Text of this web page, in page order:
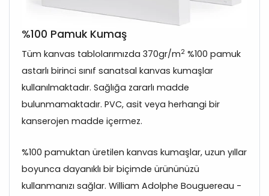
%100 Pamuk Kumaş
Tüm kanvas tablolarımızda 370gr/m2 %100 pamuk
astarlı birinci sınıf sanatsal kanvas kumaşlar
kullanılmaktadır. Sağlığa zararlı madde
bulunmamaktadır. PVC, asit veya herhangi bir
kanserojen madde içermez.
%100 pamuktan üretilen kanvas kumaşlar, uzun yıllar
boyunca dayanıklı bir biçimde ürününüzü
kullanmanızı sağlar. William Adolphe Bouguereau -